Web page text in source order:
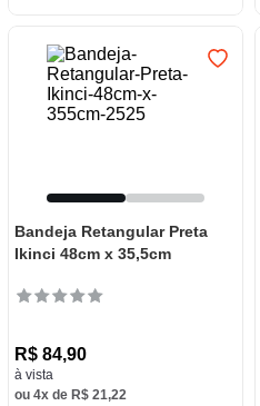
Bandeja Retangular Preta
Ikinci 48cm x 35,5cm
R$ 84,90
à vista
ou 4x de R$ 21,22